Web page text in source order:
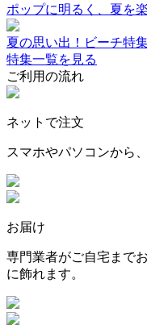
ポップに明るく、夏を
夏の思い出！ビーチ特
特集一覧を見る
ご利用の流れ
ネットで注文
スマホやパソコンから
お届け
専門業者がご自宅まで
に飾れます。